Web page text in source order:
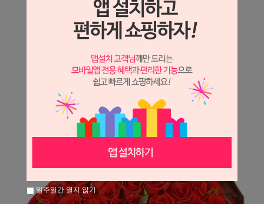
상세 정보를 확대해 보실 수 있습니다.
※ 필독해주세요 ※
는 시세 변동에 따라 가격이 달라질 수 있으니
문의 후 주문 바랍니다.
일주일간 열지 않기